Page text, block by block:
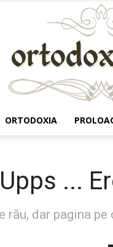
ORTODOXIA
Upps ...
rău, dar pagina